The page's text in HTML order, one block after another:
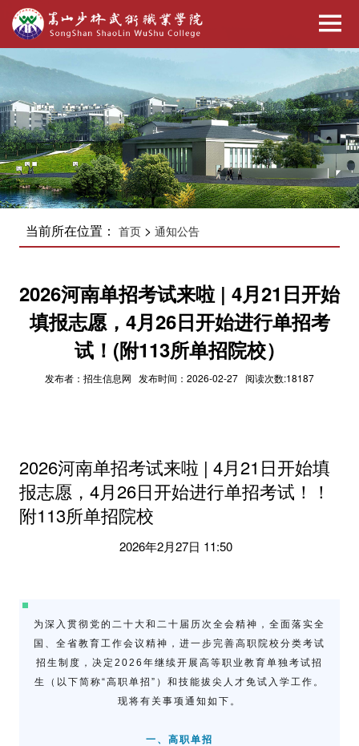
当前所在位置： 首页> 通知公告
2026河南单招考试来啦 | 4月21日开始
填报志愿，4月26日开始进行单招考
试！(附113所单招院校）
发布者：招生信息网 发布时间：2026-02-27 阅读次数:18187
2026河南单招考试来啦 | 4月21日开始填
报志愿，4月26日开始进行单招考试！！
附113所单招院校
2026年2月27日 11:50
为深入贯彻党的二十大和二十届历次全会精神，全面落实全
国、全省教育工作会议精神，进一步完善高职院校分类考试
招生制度，决定2026年继续开展高等职业教育单独考试招
生（以下简称“高职单招”）和技能拔尖人才免试入学工作。
现将有关事项通知如下。
一、高职单招